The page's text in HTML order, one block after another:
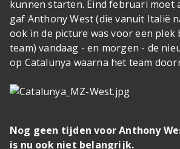
kunnen starten. Eind februari moet
gaf Anthony West (die vanuit Italië
ook in de picture was voor een plek
team) vandaag - en morgen - de
op Catalunya waarna het team
Nog geen tijden voor Anthony
is nu ook niet belangrijk.